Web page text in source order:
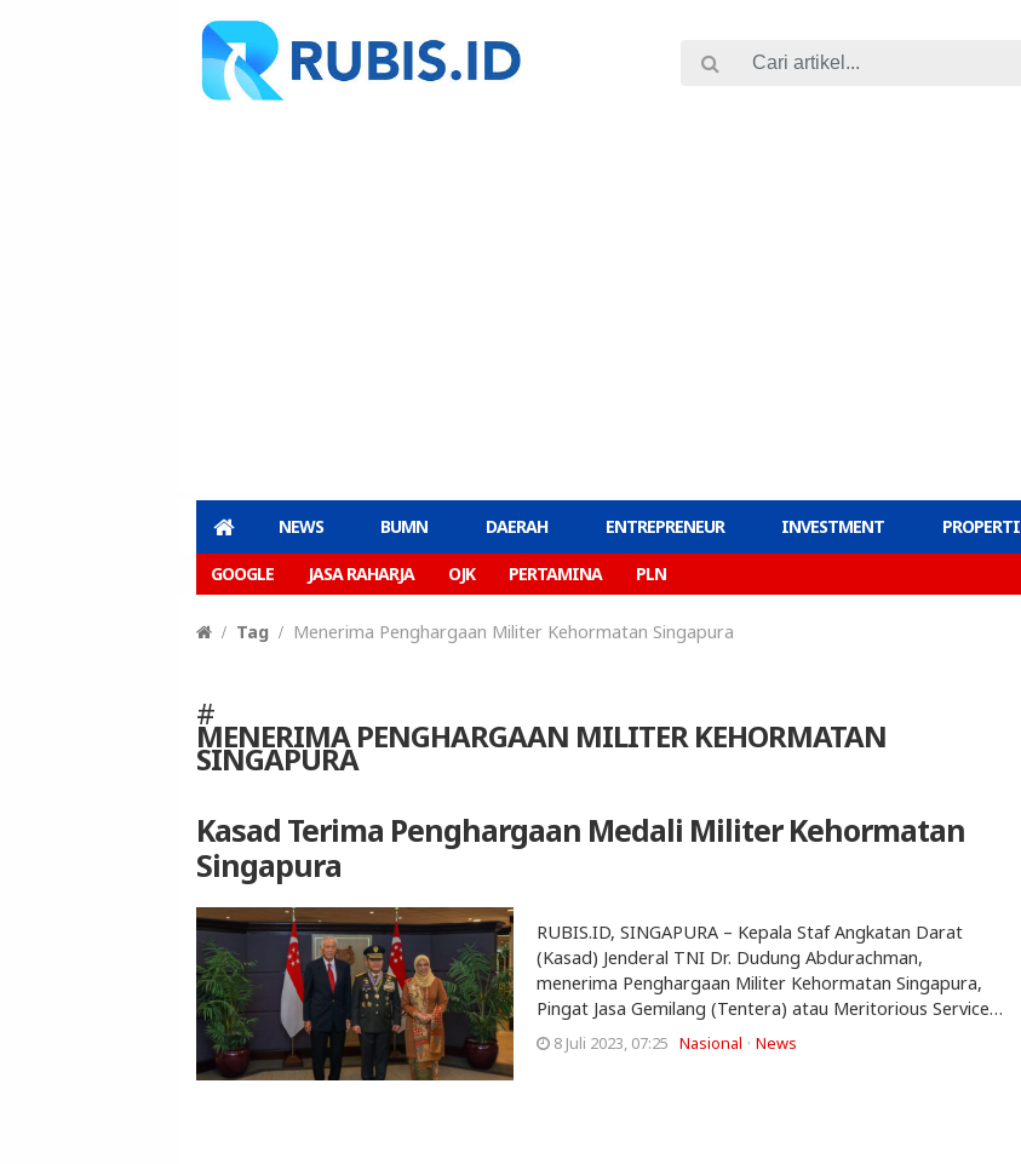
NEWS BUMN DAERAH ENTREPRENEUR INVESTMENT PROPERTI
GOOGLE JASA RAHARJA OJK PERTAMINA PLN
Tag Menerima Penghargaan Militer Kehormatan Singapura
#
MENERIMA PENGHARGAAN MILITER KEHORMATAN
SINGAPURA
Kasad Terima Penghargaan Medali Militer Kehormatan
Singapura
RUBIS.ID, SINGAPURA – Kepala Staf Angkatan Darat
(Kasad) Jenderal TNI Dr. Dudung Abdurachman,
menerima Penghargaan Militer Kehormatan Singapura,
Pingat Jasa Gemilang (Tentera) atau Meritorious Service…
8 Juli 2023, 07:25 Nasional News